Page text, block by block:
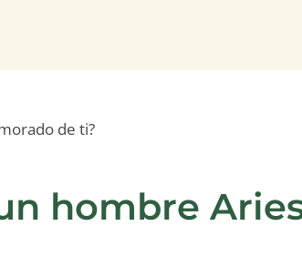
de ti?
hombre